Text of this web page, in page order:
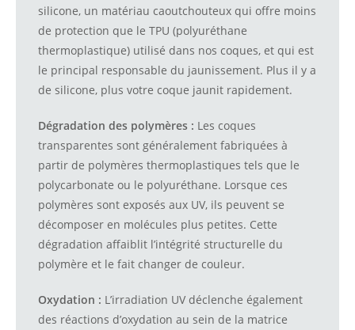
silicone, un matériau caoutchouteux qui offre moins
de protection que le TPU (polyuréthane
thermoplastique) utilisé dans nos coques, et qui est
le principal responsable du jaunissement. Plus il y a
de silicone, plus votre coque jaunit rapidement.
Dégradation des polymères : Les coques
transparentes sont généralement fabriquées à
partir de polymères thermoplastiques tels que le
polycarbonate ou le polyuréthane. Lorsque ces
polymères sont exposés aux UV, ils peuvent se
décomposer en molécules plus petites. Cette
dégradation affaiblit l’intégrité structurelle du
polymère et le fait changer de couleur.
Oxydation : L’irradiation UV déclenche également
des réactions d’oxydation au sein de la matrice